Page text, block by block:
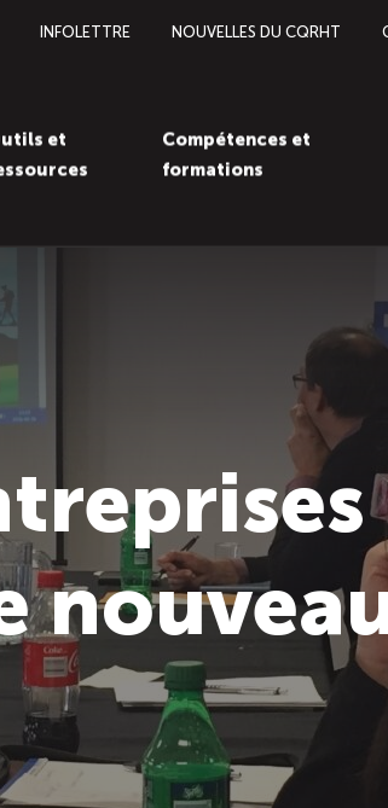
INFOLETTRE NOUVELLES DU CQRHT
et
Compétences et
formations